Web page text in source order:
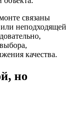
связаны
неподходящей
качества.
но